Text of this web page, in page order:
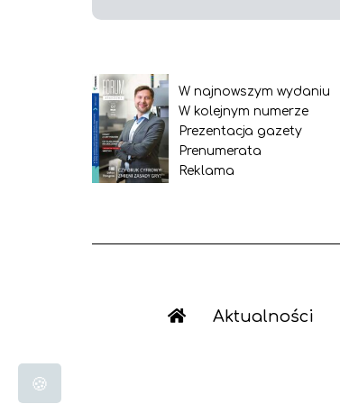
W najnowszym wydaniu
W kolejnym numerze
Prezentacja gazety
Prenumerata
Reklama
Aktualności
🍪